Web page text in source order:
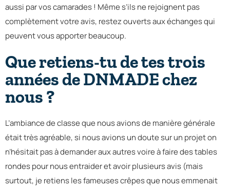
aussi par vos camarades ! Même s’ils ne rejoignent pas
complètement votre avis, restez ouverts aux échanges qui
peuvent vous apporter beaucoup.
Que retiens-tu de tes trois
années de DNMADE chez
nous ?
L’ambiance de classe que nous avions de manière générale
était très agréable, si nous avions un doute sur un projet on
n’hésitait pas à demander aux autres voire à faire des tables
rondes pour nous entraider et avoir plusieurs avis (mais
surtout, je retiens les fameuses crêpes que nous emmenait